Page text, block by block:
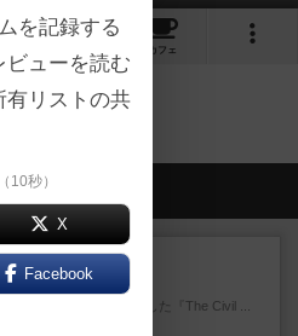
4
カフェ
秒のトップに戻る
新しい投稿
争
にVictory Gamesが出版した『The Civil ...
を記録する
ビューを読む
有リストの共
10秒）
X
Facebook